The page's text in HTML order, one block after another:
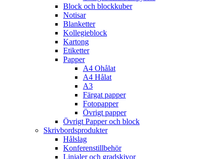
Block och blockkuber
Notisar
Blanketter
Kollegieblock
Kartong
Etiketter
Papper
A4 Ohålat
A4 Hålat
A3
Färgat papper
Fotopapper
Övrigt papper
Övrigt Papper och block
Skrivbordsprodukter
Hålslag
Konferenstillbehör
Linjaler och gradskivor